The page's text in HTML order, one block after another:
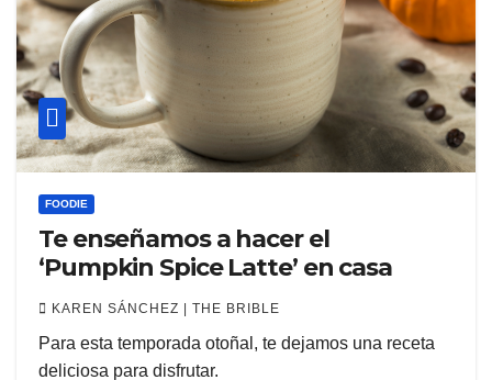
FOODIE
Te enseñamos a hacer el
‘Pumpkin Spice Latte’ en casa
KAREN SÁNCHEZ | THE BRIBLE
Para esta temporada otoñal, te dejamos una receta
deliciosa para disfrutar.